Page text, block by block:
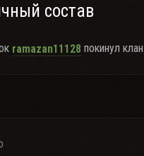
состав
ramazan11128 покинул